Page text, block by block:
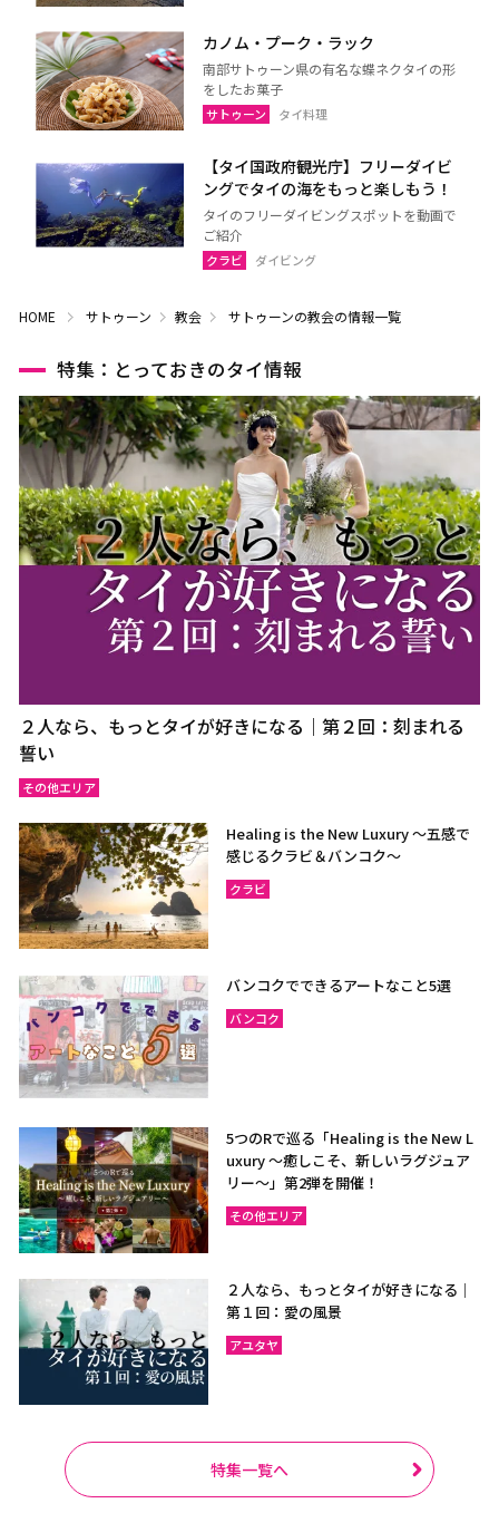
カノム・プーク・ラック
南部サトゥーン県の有名な蝶ネクタイの形
をしたお菓子
サトゥーン タイ料理
【タイ国政府観光庁】フリーダイビ
ングでタイの海をもっと楽しもう！
タイのフリーダイビングスポットを動画で
ご紹介
クラビ ダイビング
HOME サトゥーン 教会 サトゥーンの教会の情報一覧
特集：とっておきのタイ情報
２人なら、もっとタイが好きになる｜第２回：刻まれる
誓い
その他エリア
Healing is the New Luxury ～五感で
感じるクラビ＆バンコク～
クラビ
バンコクでできるアートなこと5選
バンコク
5つのRで巡る「Healing is the New L
uxury ～癒しこそ、新しいラグジュア
リー〜」第2弾を開催！
その他エリア
２人なら、もっとタイが好きになる｜
第１回：愛の風景
アユタヤ
特集一覧へ